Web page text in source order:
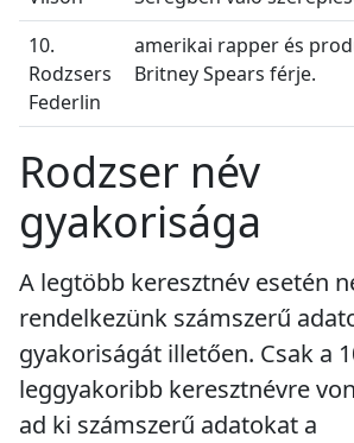
10.
Rodzsers
Federlin
amerikai rapper és
Britney Spears férje.
Rodzser név
gyakorisága
A legtöbb keresztnév esetén
rendelkezünk számszerű
gyakoriságát illetően. Csak a
leggyakoribb keresztnévre
ad ki számszerű adatokat a